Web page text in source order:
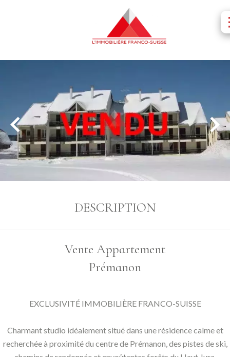
DESCRIPTION
Vente Appartement
Prémanon
EXCLUSIVITÉ IMMOBILIÈRE FRANCO-SUISSE
Charmant studio idéalement situé dans une résidence calme et
recherchée à proximité du centre de Prémanon, des pistes de ski,